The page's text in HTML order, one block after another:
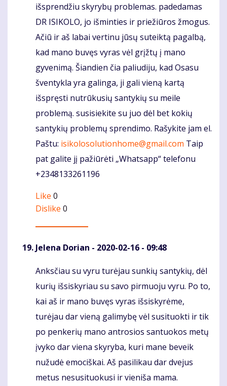
išsprendžiu skyrybų problemas. padedamas
DR ISIKOLO, jo išminties ir priežiūros žmogus.
Ačiū ir aš labai vertinu jūsų suteiktą pagalbą,
kad mano buvęs vyras vėl grįžtų į mano
gyvenimą. Šiandien čia paliudiju, kad Osasu
šventykla yra galinga, ji gali vieną kartą
išspręsti nutrūkusių santykių su meile
problemą. susisiekite su juo dėl bet kokių
santykių problemų sprendimo. Rašykite jam el.
Paštu: isikolosolutionhome@gmail.com Taip
pat galite jį pažiūrėti „Whatsapp“ telefonu
+2348133261196
Like 0
Dislike 0
Jelena Dorian - 2020-02-16 - 09:48
Komentaras
Anksčiau su vyru turėjau sunkių santykių, dėl
kurių išsiskyriau su savo pirmuoju vyru. Po to,
kai aš ir mano buvęs vyras išsiskyrėme,
turėjau dar vieną galimybę vėl susituokti ir tik
po penkerių mano antrosios santuokos metų
įvyko dar viena skyryba, kuri mane beveik
nužudė emociškai. Aš pasilikau dar dvejus
metus nesusituokusi ir vieniša mama.